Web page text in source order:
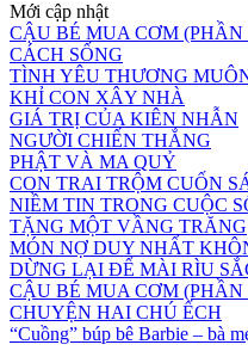
Mới cập nhật
CẬU BÉ MUA CƠM (PHẦN
CÁCH SỐNG
TÌNH YÊU THƯƠNG
KHỈ CON XÂY NHÀ
GIÁ TRỊ CỦA KIÊN NHẪN
NGƯỜI CHIẾN THẮNG
PHẬT VÀ MA QUỶ
CON TRAI TRỘM CUỐN
NIỀM TIN TRONG CUỘC
TẶNG MỘT VẦNG TRĂNG
MÓN NỢ DUY NHẤT
DỪNG LẠI ĐỂ MÀI RÌU
CẬU BÉ MUA CƠM (PHẦN
CHUYỆN HAI CHÚ ẾCH
“Cuồng” búp bê Barbie – bà